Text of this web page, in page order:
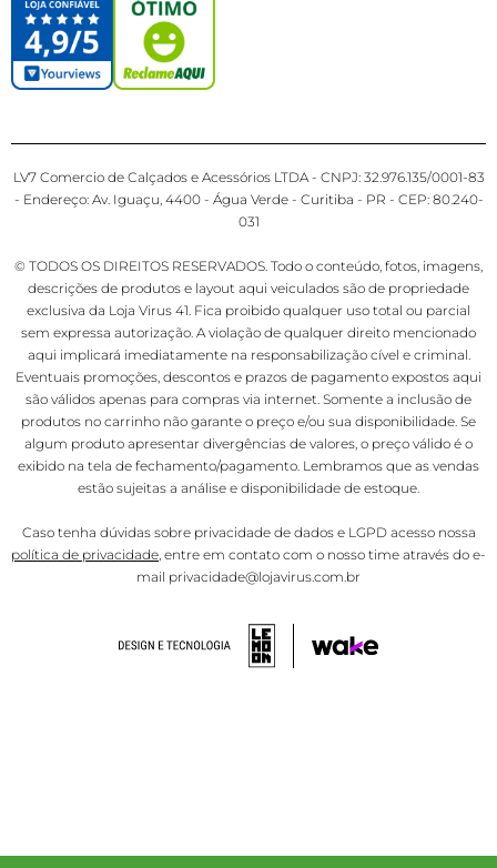
LV7 Comercio de Calçados e Acessórios LTDA - CNPJ: 32.976.135/0001-83
- Endereço: Av. Iguaçu, 4400 - Água Verde - Curitiba - PR - CEP: 80.240-
031
© TODOS OS DIREITOS RESERVADOS. Todo o conteúdo, fotos, imagens,
descrições de produtos e layout aqui veiculados são de propriedade
exclusiva da Loja Virus 41. Fica proibido qualquer uso total ou parcial
sem expressa autorização. A violação de qualquer direito mencionado
aqui implicará imediatamente na responsabilização cível e criminal.
Eventuais promoções, descontos e prazos de pagamento expostos aqui
são válidos apenas para compras via internet. Somente a inclusão de
produtos no carrinho não garante o preço e/ou sua disponibilidade. Se
algum produto apresentar divergências de valores, o preço válido é o
exibido na tela de fechamento/pagamento. Lembramos que as vendas
estão sujeitas a análise e disponibilidade de estoque.
Caso tenha dúvidas sobre privacidade de dados e LGPD acesso nossa
política de privacidade, entre em contato com o nosso time através do e-
mail privacidade@lojavirus.com.br